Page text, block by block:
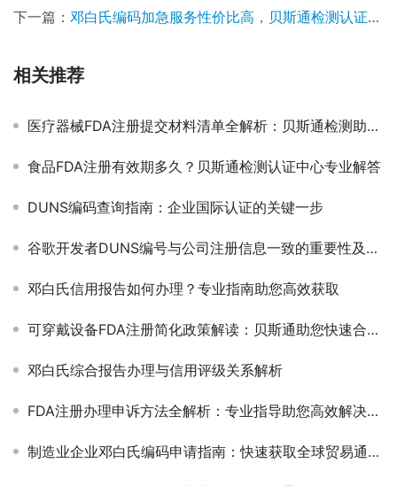
下一篇： 邓白氏编码加急服务性价比高，贝斯通检测认证中心助您高效获取
相关推荐
医疗器械FDA注册提交材料清单全解析：贝斯通检测助您高效合规
食品FDA注册有效期多久？贝斯通检测认证中心专业解答
DUNS编码查询指南：企业国际认证的关键一步
谷歌开发者DUNS编号与公司注册信息一致的重要性及解决方案
邓白氏信用报告如何办理？专业指南助您高效获取
可穿戴设备FDA注册简化政策解读：贝斯通助您快速合规出海
邓白氏综合报告办理与信用评级关系解析
FDA注册办理申诉方法全解析：专业指导助您高效解决问题
制造业企业邓白氏编码申请指南：快速获取全球贸易通行证